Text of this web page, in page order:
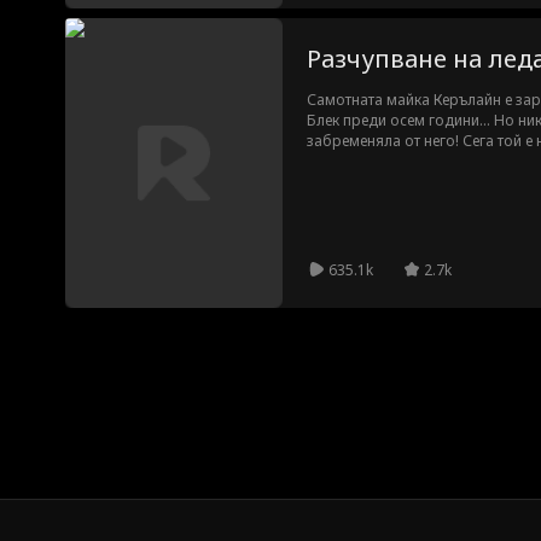
Разчупване на
Самотната майка Керълайн е
Блек преди осем години… Но
забременяла от него! Сега той
635.1k 2.7k